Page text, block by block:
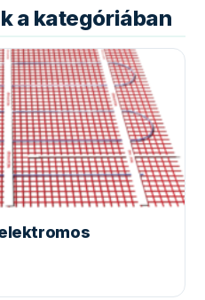
a kategóriában